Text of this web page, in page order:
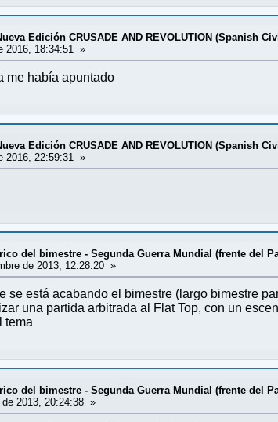
Edición CRUSADE AND REVOLUTION (Spanish
2016, 18:34:51 »
me había apuntado
Edición CRUSADE AND REVOLUTION (Spanish
2016, 22:59:31 »
del bimestre - Segunda Guerra Mundial (frente del
de 2013, 12:28:20 »
se está acabando el bimestre (largo bimestre
una partida arbitrada al Flat Top, con un
tema
del bimestre - Segunda Guerra Mundial (frente del
de 2013, 20:24:38 »